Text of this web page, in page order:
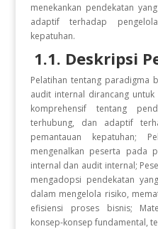
menekankan pendekatan
adaptif terhadap
kepatuhan.
1.1. Deskripsi
Pelatihan tentang paradigma
audit internal dirancang
komprehensif tentang
terhubung, dan adaptif
pemantauan kepatuhan;
mengenalkan peserta pada
internal dan audit internal;
mengadopsi pendekatan
dalam mengelola risiko,
efisiensi proses bisnis;
konsep-konsep fundamental,